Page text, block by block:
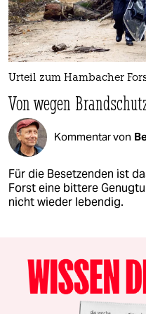
Urteil zum Hambacher
Von wegen
Kommentar von
Für die Besetzenden ist
Forst eine bittere
nicht wieder lebendig.